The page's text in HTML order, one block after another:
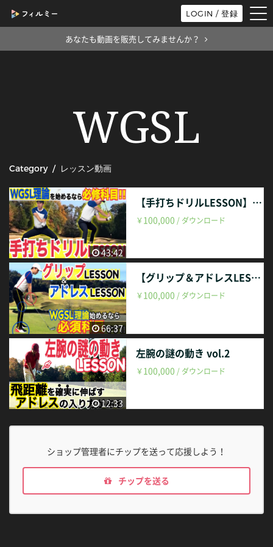
LOGIN / 登録
あなたも動画を販売してみませんか？
WGSL
Category / レッスン動画
43:42
【手打ちドリルLESSON】vol.109
￥100,000 / ダウンロード
66:37
【グリップ＆アドレスLESSON！！】vol.106
￥100,000 / ダウンロード
12:33
左腕の謎の動き vol.2
￥100,000 / ダウンロード
ショップ管理者にチップを送って応援しよう！
チップを送る